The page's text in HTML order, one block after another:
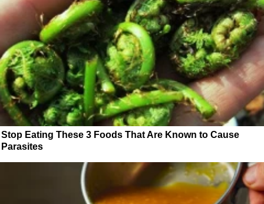
Stop Eating These 3 Foods That Are Known to Cause
Parasites